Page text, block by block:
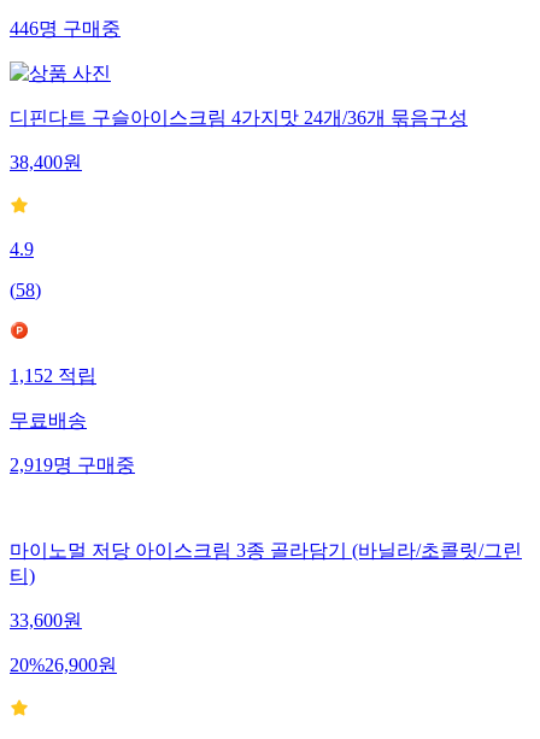
446명구매중
디핀다트 구슬아이스크림 4가지맛 24개/36개 묶음구성
38,400원
4.9
(58)
1,152적립
무료배송
2,919명구매중
마이노멀 저당 아이스크림 3종 골라담기 (바닐라/초콜릿/그린
티)
33,600원
20%26,900원